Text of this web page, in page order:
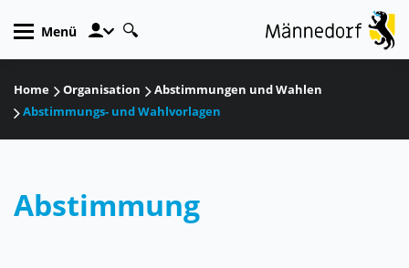
Kopfzeile
Menü
Home Organisation
Abstimmungen und Wahlen
Abstimmungs- und Wahlvorlagen
Abstimmung